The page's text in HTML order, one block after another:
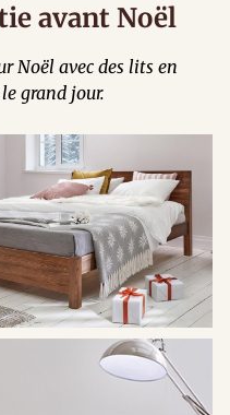
avant Noël
Noël avec des lits en
grand jour.